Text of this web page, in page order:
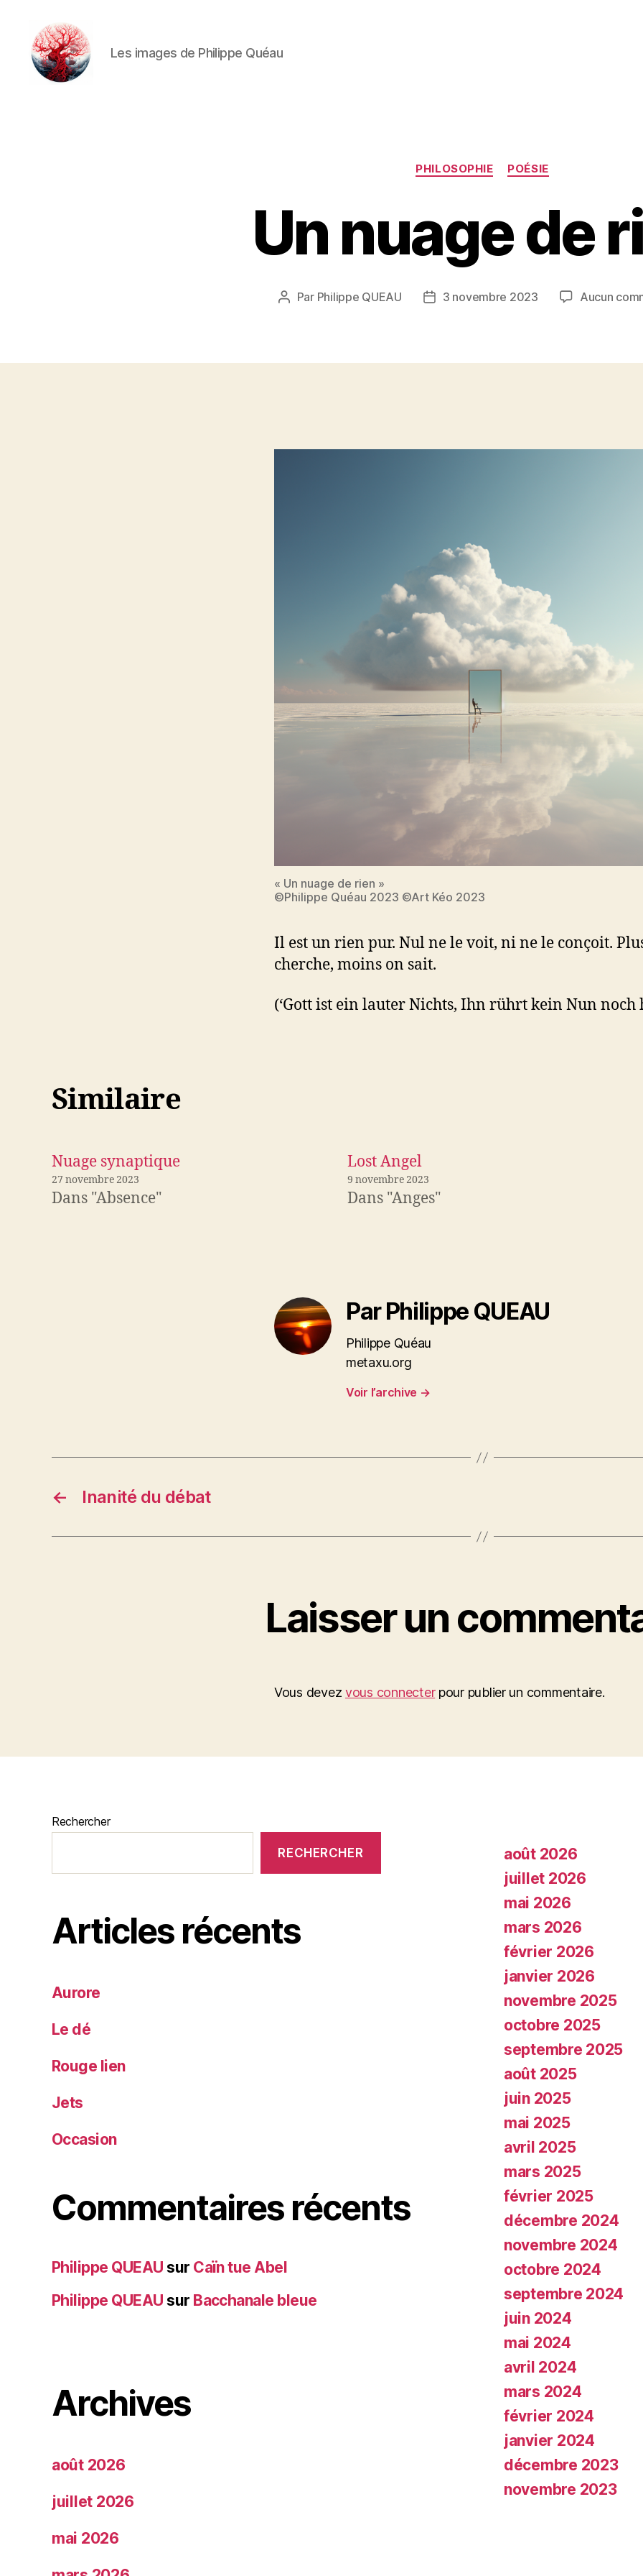
Les images de Philippe Quéau
Catégories
PHILOSOPHIE POÉSIE
Un nuage de
Auteur
Par Philippe QUEAU
Date3 novembre 2023 Aucun
« Un nuage de rien »
©Philippe Quéau 2023 ©Art Kéo 2023
Il est un rien pur. Nul ne le voit, ni ne le conçoit.
cherche, moins on sait.
(‘Gott ist ein lauter Nichts, Ihn rührt kein Nun noch
Similaire
Nuage synaptique
27 novembre 2023
Dans "Absence"
Lost Angel
9 novembre 2023
Dans "Anges"
Par Philippe QUEAU
Philippe Quéau
metaxu.org
Voir l’archive →
← Inanité du débat
Laisser un
Vous devezvous connecterpour publier un commentaire.
Rechercher
RECHERCHER
Articles récents
Aurore
Le dé
Rouge lien
Jets
Occasion
Commentaires récents
Philippe QUEAU sur Caïn tue Abel
Philippe QUEAU sur Bacchanale bleue
Archives
août 2026
juillet 2026
mai 2026
août 2026
juillet 2026
mai 2026
mars 2026
février 2026
janvier 2026
novembre 2025
octobre 2025
septembre 2025
août 2025
juin 2025
mai 2025
avril 2025
mars 2025
février 2025
décembre 2024
novembre 2024
octobre 2024
septembre 2024
juin 2024
mai 2024
avril 2024
mars 2024
février 2024
janvier 2024
décembre 2023
novembre 2023